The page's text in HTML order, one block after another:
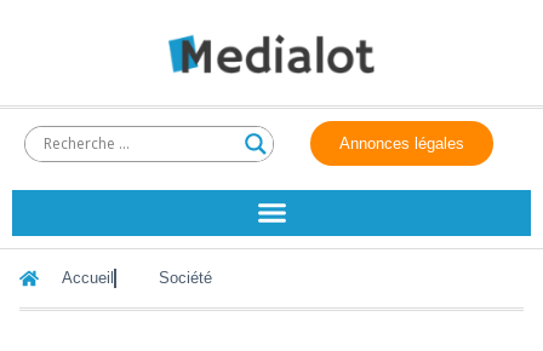
Annonces légales
Accueil Société